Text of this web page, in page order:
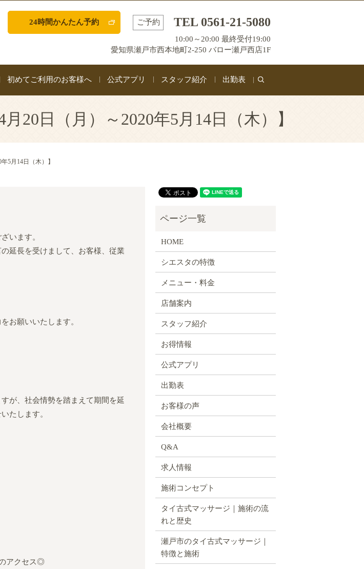
24時間かんたん予約 ご予約 TEL 0561-21-5080
10:00～20:00 最終受付19:00
愛知県瀬戸市西本地町2-250 バロー瀬戸西店1F
初めてご利用のお客様へ 公式アプリ スタッフ紹介 出勤表
search
20日（月）～2020年5月14日（木）】
5月14日（木）】
います。
延長を受けまして、お客様、従業
お願いいたします。
が、社会情勢を踏まえて期間を延
たします。
アクセス◎
HOME
シエスタの特徴
メニュー・料金
店舗案内
スタッフ紹介
お得情報
公式アプリ
出勤表
お客様の声
会社概要
Q&A
求人情報
施術コンセプト
タイ古式マッサージ｜施術の流
れと歴史
瀬戸市のタイ古式マッサージ｜
特徴と施術